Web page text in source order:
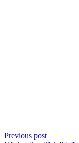
Previous post